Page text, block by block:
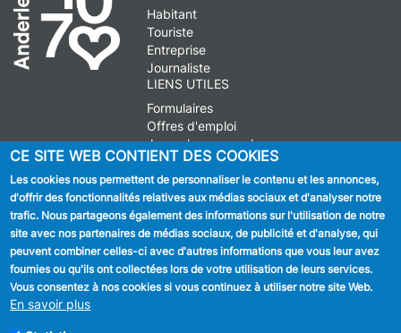
Habitant
Touriste
Entreprise
Journaliste
LIENS UTILES
Formulaires
Offres d'emploi
Journal communal
Stationnement
SUIVEZ NOUS
Facebook
Linkedin
CE SITE WEB CONTIENT DES COOKIES
Les cookies nous permettent de personnaliser le contenu et les annonces,
d'offrir des fonctionnalités relatives aux médias sociaux et d'analyser notre
trafic. Nous partageons également des informations sur l'utilisation de notre
site avec nos partenaires de médias sociaux, de publicité et d'analyse, qui
peuvent combiner celles-ci avec d'autres informations que vous leur avez
fournies ou qu'ils ont collectées lors de votre utilisation de leurs services.
Vous consentez à nos cookies si vous continuez à utiliser notre site Web.
En savoir plus